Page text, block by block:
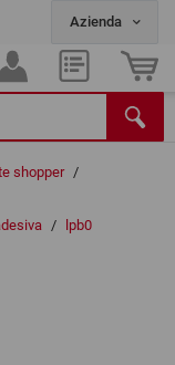
shopper /
/ lpb0